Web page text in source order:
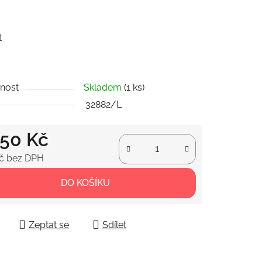
Skladem (1 ks)
32882/L
Kč
bez DPH
DO KOŠÍKU
Zeptat se Sdílet